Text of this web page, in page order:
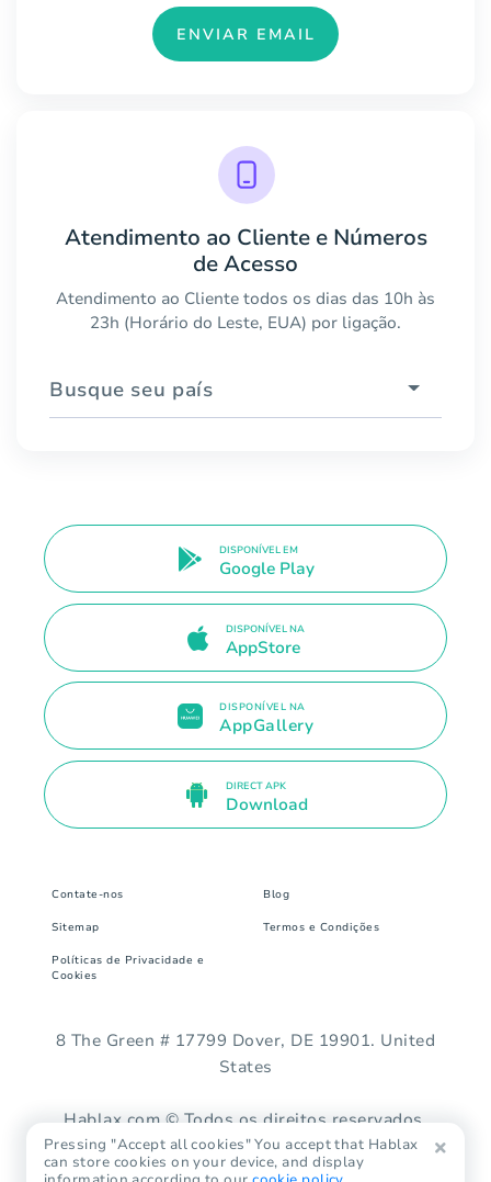
ENVIAR EMAIL
Atendimento ao Cliente e Números
de Acesso
Atendimento ao Cliente todos os dias das 10h às
23h (Horário do Leste, EUA) por ligação.
Busque seu país
DISPONÍVEL EM
Google Play
DISPONÍVEL NA
AppStore
DISPONÍVEL NA
AppGallery
DIRECT APK
Download
Contate-nos Blog
Sitemap Termos e Condições
Políticas de Privacidade e
Cookies
8 The Green # 17799 Dover, DE 19901. United
States
Hablax.com © Todos os direitos reservados.
Pressing "Accept all cookies" You accept that Hablax
can store cookies on your device, and display